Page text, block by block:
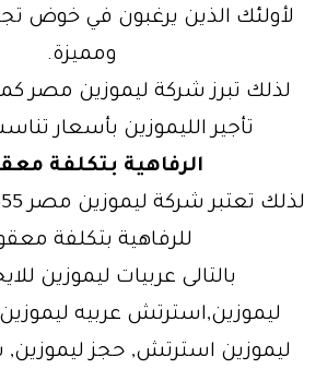
لأولئك الذين يرغبون في خوض
ومميزة.
لذلك تبرز شركة ليموزين مصر
تأجير الليموزين بأسعار
الرفاهية بتكلفة
للرفاهية بتكلفة
بالتالى عربيات ليموزين
ليموزين,استرتش عربيه ليموزين
ليموزين استرتش, حجز ليموزين,